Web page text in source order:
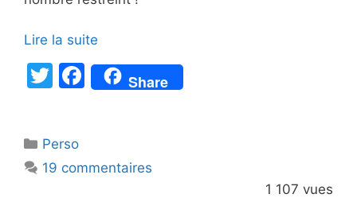
Lire la suite
T
er
F
a
b
Share
Catégories
Perso
19 commentaires
1 107 vues